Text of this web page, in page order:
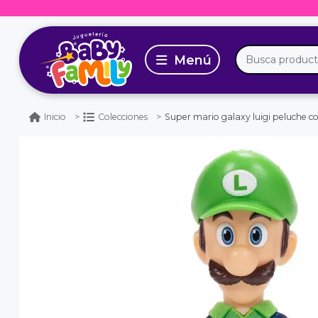
Inicio Colecciones Super mario galaxy luigi peluche con